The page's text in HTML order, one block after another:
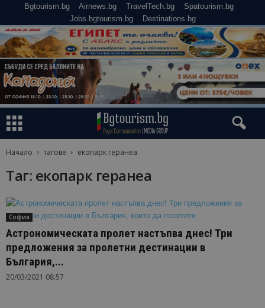
Bgtourism.bg Airnews.bg TravelTech.bg
Spatourism.bg
Jobs.bgtourism.bg
Destinations.bg
Начало тагове екопарк геранеа
Таг: екопарк геранеа
София
Астрономическата пролет настъпва днес! Три
предложения за пролетни дестинации в
България,...
20/03/2021 08:57